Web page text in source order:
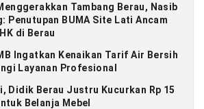
Tambang Berau, Nasib
Penutupan BUMA Site Lati Ancam
di Berau
Ingatkan Kenaikan Tarif Air Bersih
Layanan Profesional
Didik Berau Justru Kucurkan Rp 15
Belanja Mebel